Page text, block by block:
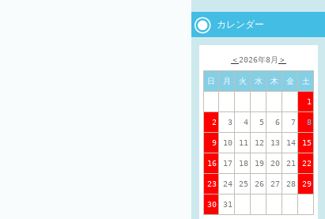
カレンダー
＜2026年8月 ＞
日 月 火 水 木 金 土
1
2 3 4 5 6 7 8
9 10 11 12 13 14 15
16 17 18 19 20 21 22
23 24 25 26 27 28 29
30 31